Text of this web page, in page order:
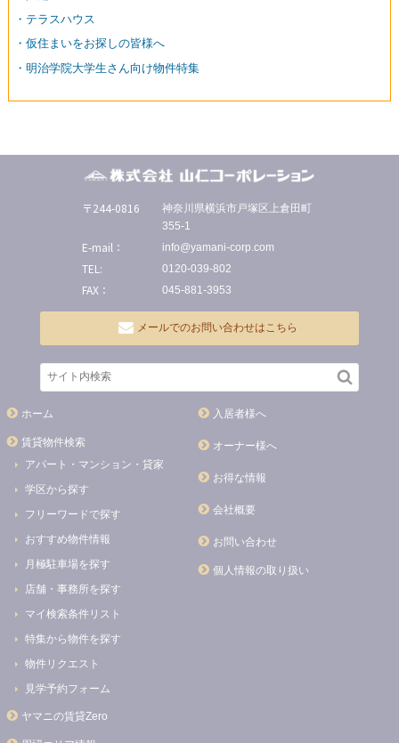
・テラスハウス
・仮住まいをお探しの皆様へ
・明治学院大学生さん向け物件特集
〒244-0816
神奈川県横浜市戸塚区上倉田町
355-1
E-mail： info@yamani-corp.com
TEL: 0120-039-802
FAX： 045-881-3953
メールでのお問い合わせはこちら
ホーム
賃貸物件検索
アパート・マンション・貸家
学区から探す
フリーワードで探す
おすすめ物件情報
月極駐車場を探す
店舗・事務所を探す
マイ検索条件リスト
特集から物件を探す
物件リクエスト
見学予約フォーム
ヤマニの賃貸Zero
入居者様へ
オーナー様へ
お得な情報
会社概要
お問い合わせ
個人情報の取り扱い